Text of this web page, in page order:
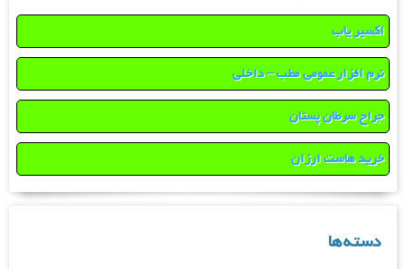
اکسیر یاب
نرم افزار عمومی مطب – داخلی
جراح سرطان پستان
خرید هاست ارزان
دسته‌ها